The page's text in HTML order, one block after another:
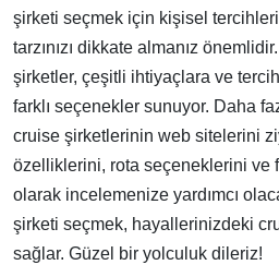
şirketi seçmek için kişisel
tarzınızı dikkate almanız
şirketler, çeşitli ihtiyaçlara ve
farklı seçenekler sunuyor. Daha
cruise şirketlerinin web sitelerini
özelliklerini, rota seçeneklerini ve
olarak incelemenize yardımcı
şirketi seçmek, hayallerinizdeki
sağlar. Güzel bir yolculuk dileriz!